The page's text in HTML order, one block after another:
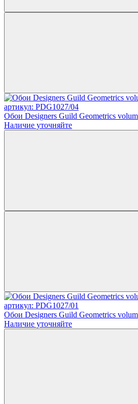
артикул: PDG1027/04
Обои Designers Guild Geometrics
Наличие уточняйте
артикул: PDG1027/01
Обои Designers Guild Geometrics
Наличие уточняйте